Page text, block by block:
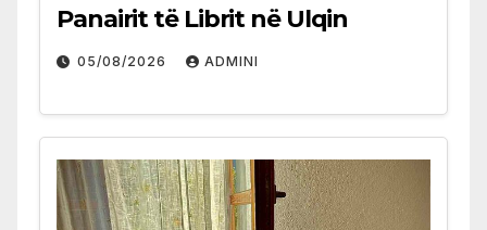
Panairit të Librit në Ulqin
05/08/2026 ADMINI